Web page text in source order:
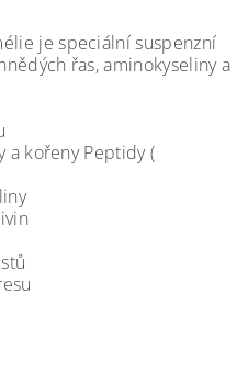
je speciální suspenzní
řas, aminokyseliny a
a kořeny Peptidy (